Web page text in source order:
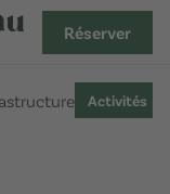
Réserver
Activités